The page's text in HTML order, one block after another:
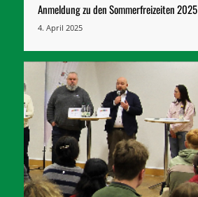
Anmeldung zu den Sommerfreizeiten 2025
4. April 2025